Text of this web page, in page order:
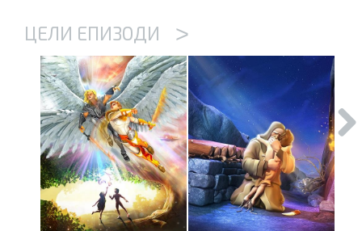
ЦЕЛИ ЕПИЗОДИ >